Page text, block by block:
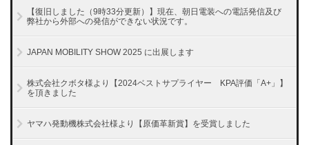
【復旧しました（9時33分更新）】現在、朝日電装への電話発信及び
弊社から外部への発信ができない状況です。
JAPAN MOBILITY SHOW 2025 に出展します
株式会社クボタ様より【2024ベストサプライヤー KPA評価「A+」】
を頂きました
ヤマハ発動機株式会社様より【原価革新賞】を受賞しました